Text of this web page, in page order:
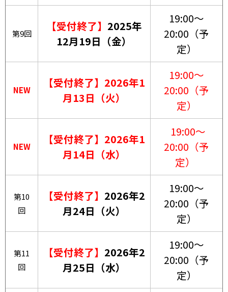
第9回
【受付終了】 2025年
12月19日（金）
19:00～
20:00（予
定）
NEW
【受付終了】 2026年1
月13日（火）
19:00～
20:00（予
定）
NEW
【受付終了】 2026年1
月14日（水）
19:00～
20:00（予
定）
第10
回
【受付終了】 2026年2
月24日（火）
19:00～
20:00（予
定）
第11
回
【受付終了】 2026年2
月25日（水）
19:00～
20:00（予
定）